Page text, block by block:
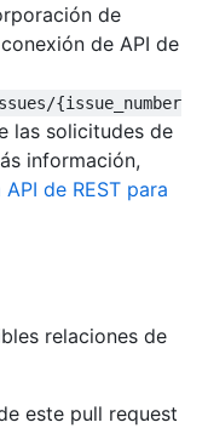
de
de API de
{issue_number
las solicitudes de
información,
de REST para
relaciones de
este pull request